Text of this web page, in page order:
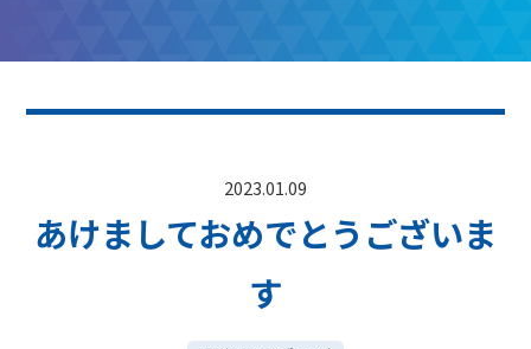
2023.01.09
あけましておめでとうございま
す